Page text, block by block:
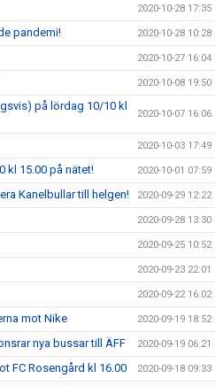
2020-10-28 17:35
pandemi! 2020-10-28 10:28
2020-10-27 16:04
2020-10-08 19:50
på lördag 10/10 kl
2020-10-07 16:06
2020-10-03 17:49
kl 15.00 på nätet! 2020-10-01 07:59
Kanelbullar till helgen! 2020-09-29 12:22
2020-09-28 13:30
2020-09-25 10:52
2020-09-23 22:01
2020-09-22 16:02
mot Nike 2020-09-19 18:52
nya bussar till ÄFF 2020-09-19 06:21
FC Rosengård kl 16.00 2020-09-18 09:33